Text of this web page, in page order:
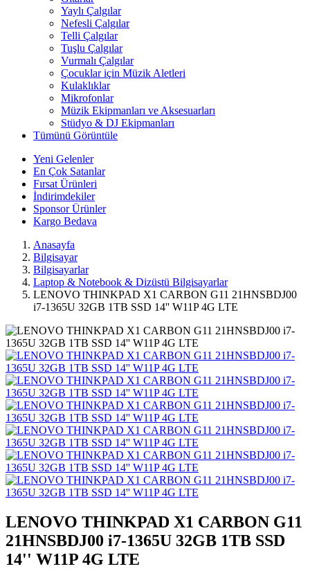
Yaylı Çalgılar
Nefesli Çalgılar
Telli Çalgılar
Tuşlu Çalgılar
Vurmalı Çalgılar
Çocuklar için Müzik Aletleri
Kulaklıklar
Mikrofonlar
Müzik Ekipmanları ve Aksesuarları
Stüdyo & DJ Ekipmanları
Tümünü Görüntüle
Yeni Gelenler
En Çok Satanlar
Fırsat Ürünleri
İndirimdekiler
Sponsor Ürünler
Kargo Bedava
Anasayfa
Bilgisayar
Bilgisayarlar
Laptop & Notebook & Dizüstü Bilgisayarlar
LENOVO THINKPAD X1 CARBON G11 21HNSBDJ00
i7-1365U 32GB 1TB SSD 14'' W11P 4G LTE
LENOVO THINKPAD X1 CARBON G11
21HNSBDJ00 i7-1365U 32GB 1TB SSD
14'' W11P 4G LTE